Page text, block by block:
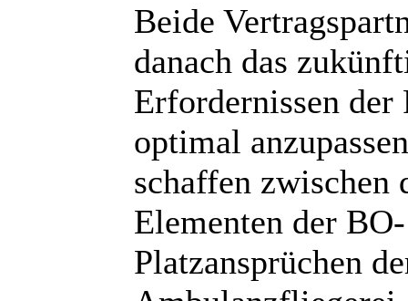
Beide
danach das
Erfordernissen
optimal
schaffen zwischen
Elementen der
Platzansprüchen